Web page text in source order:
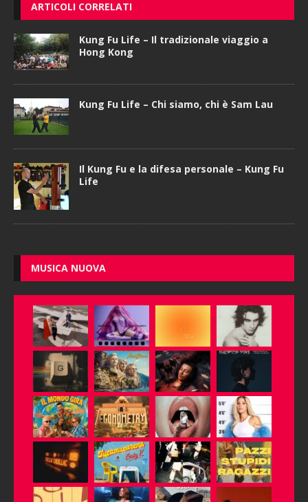
ARTICOLI CORRELATI
Kung Fu Life – Il tradizionale viaggio a
Hong Kong
Kung Fu Life – Chi siamo, chi è Sam Lau
Il Kung Fu e la difesa personale – Kung Fu
Life
MUSICA NUOVA